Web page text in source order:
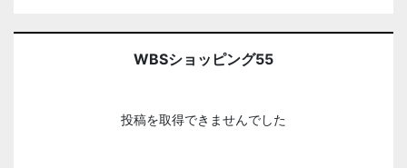
WBSショッピング55
投稿を取得できませんでした